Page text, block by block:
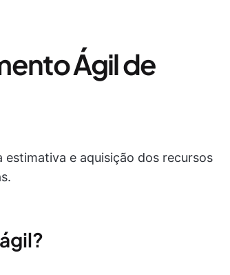
Ágil de
e aquisição dos recursos